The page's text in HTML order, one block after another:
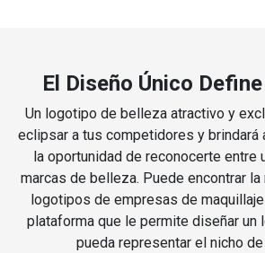
El Diseño Único
Un logotipo de belleza atractivo y
eclipsar a tus competidores y brindará
la oportunidad de reconocerte entre
marcas de belleza. Puede encontrar
logotipos de empresas de
plataforma que le permite diseñar un
pueda representar el nicho de